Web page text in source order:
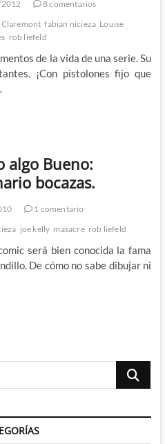
8 comentarios
fabian nicieza Louise
rob liefeld
de la vida de una serie. Su
¡Con pistolones fijo que
algo Bueno:
bocazas.
1 comentario
joe kelly masacre rob liefeld
será bien conocida la fama
De cómo no sabe dibujar ni
Buscar